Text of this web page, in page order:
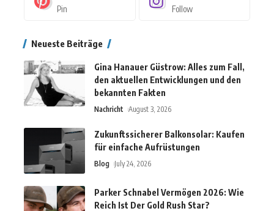
Pin Follow
Neueste Beiträge
Gina Hanauer Güstrow: Alles zum Fall,
den aktuellen Entwicklungen und den
bekannten Fakten
Nachricht August 3, 2026
Zukunftssicherer Balkonsolar: Kaufen
für einfache Aufrüstungen
Blog July 24, 2026
Parker Schnabel Vermögen 2026: Wie
Reich Ist Der Gold Rush Star?